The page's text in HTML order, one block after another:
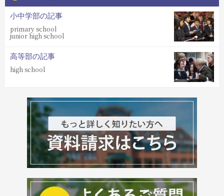
小中学部の記事
primary school
junior high school
高等部の記事
high school